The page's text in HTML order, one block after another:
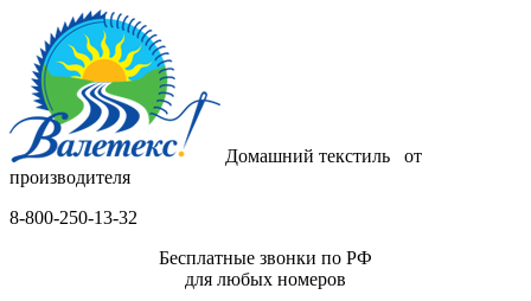
Домашний текстиль от
производителя
8-800-250-13-32
Бесплатные звонки по РФ
для любых номеров